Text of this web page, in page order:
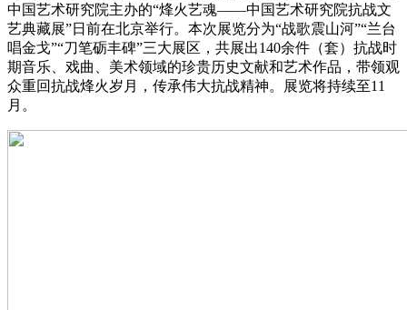
中国艺术研究院主办的“烽火艺魂——中国艺术研究院抗战文
艺典藏展”日前在北京举行。本次展览分为“战歌震山河”“兰台
唱金戈”“刀笔砺丰碑”三大展区，共展出140余件（套）抗战时
期音乐、戏曲、美术领域的珍贵历史文献和艺术作品，带领观
众重回抗战烽火岁月，传承伟大抗战精神。展览将持续至11
月。